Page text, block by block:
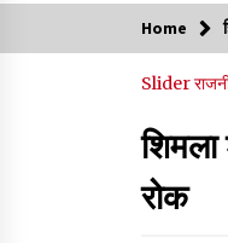
Home
Slider
रोक